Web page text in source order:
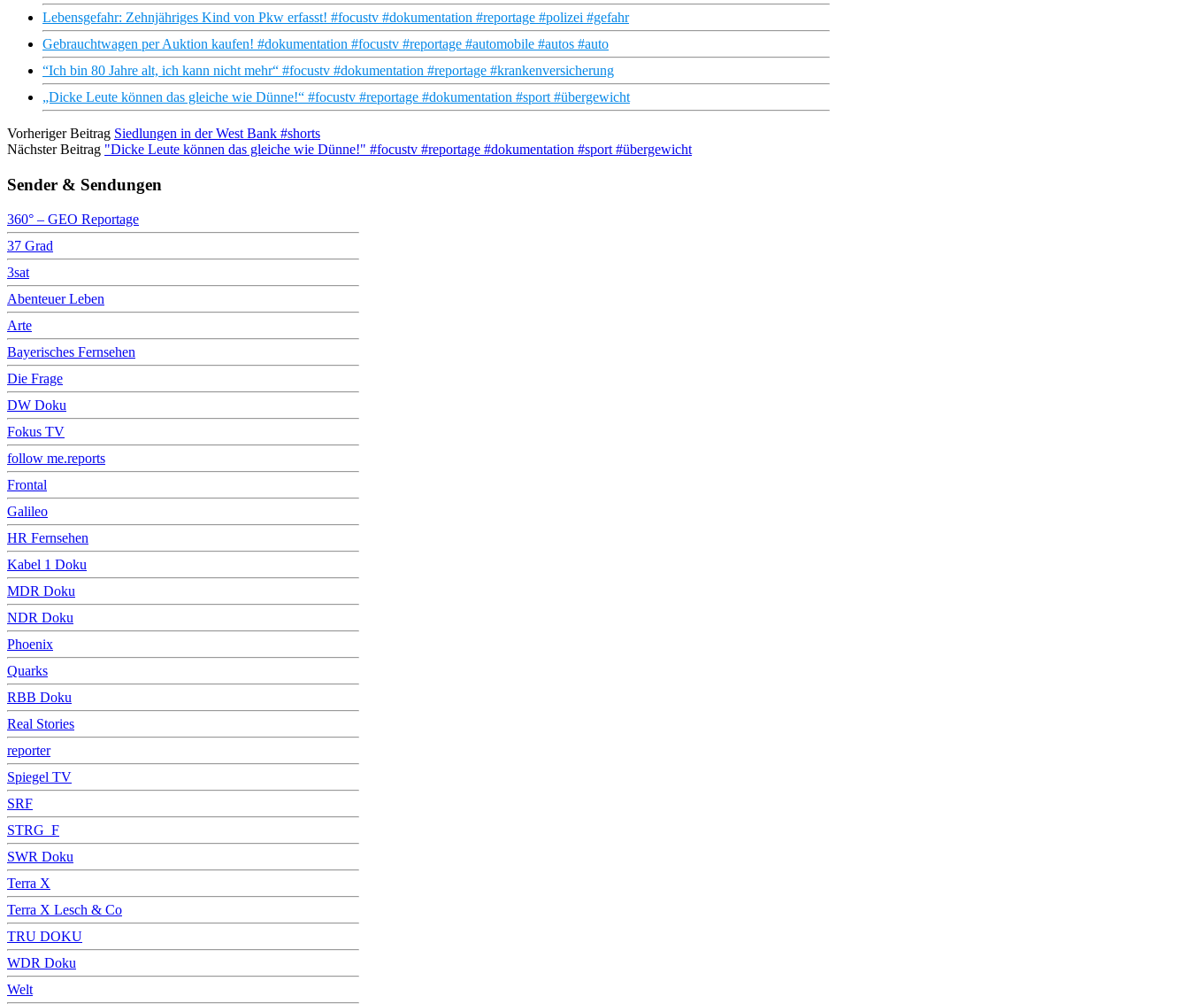
Lebensgefahr: Zehnjähriges Kind von Pkw erfasst! #focustv #dokumentation #reportage #polizei #gefahr
Gebrauchtwagen per Auktion kaufen! #dokumentation #focustv #reportage #automobile #autos #auto
“Ich bin 80 Jahre alt, ich kann nicht mehr“ #focustv #dokumentation #reportage #krankenversicherung
„Dicke Leute können das gleiche wie Dünne!“ #focustv #reportage #dokumentation #sport #übergewicht
Vorheriger Beitrag Siedlungen in der West Bank #shorts
Nächster Beitrag "Dicke Leute können das gleiche wie Dünne!" #focustv #reportage #dokumentation #sport #übergewicht
Sender & Sendungen
360° – GEO Reportage
37 Grad
3sat
Abenteuer Leben
Arte
Bayerisches Fernsehen
Die Frage
DW Doku
Fokus TV
follow me.reports
Frontal
Galileo
HR Fernsehen
Kabel 1 Doku
MDR Doku
NDR Doku
Phoenix
Quarks
RBB Doku
Real Stories
reporter
Spiegel TV
SRF
STRG_F
SWR Doku
Terra X
Terra X Lesch & Co
TRU DOKU
WDR Doku
Welt